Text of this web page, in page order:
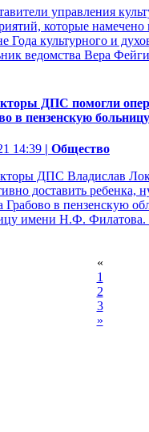
управления
которые намечено
Года культурного и
ведомства Вера
ДПС помогли
в пензенскую больницу
14:39 | Общество
ДПС Владислав
доставить
Грабово в пензенскую
имени Н.Ф.
«
1
2
3
»